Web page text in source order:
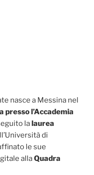
nasce a Messina nel
presso l’Accademia
lalaurea
di
le sue
allaQuadra